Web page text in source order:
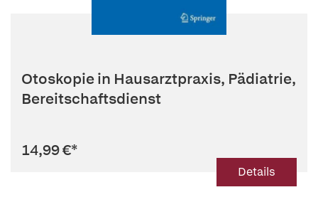
Otoskopie in Hausarztpraxis, Pädiatrie,
Bereitschaftsdienst
14,99 €*
Details